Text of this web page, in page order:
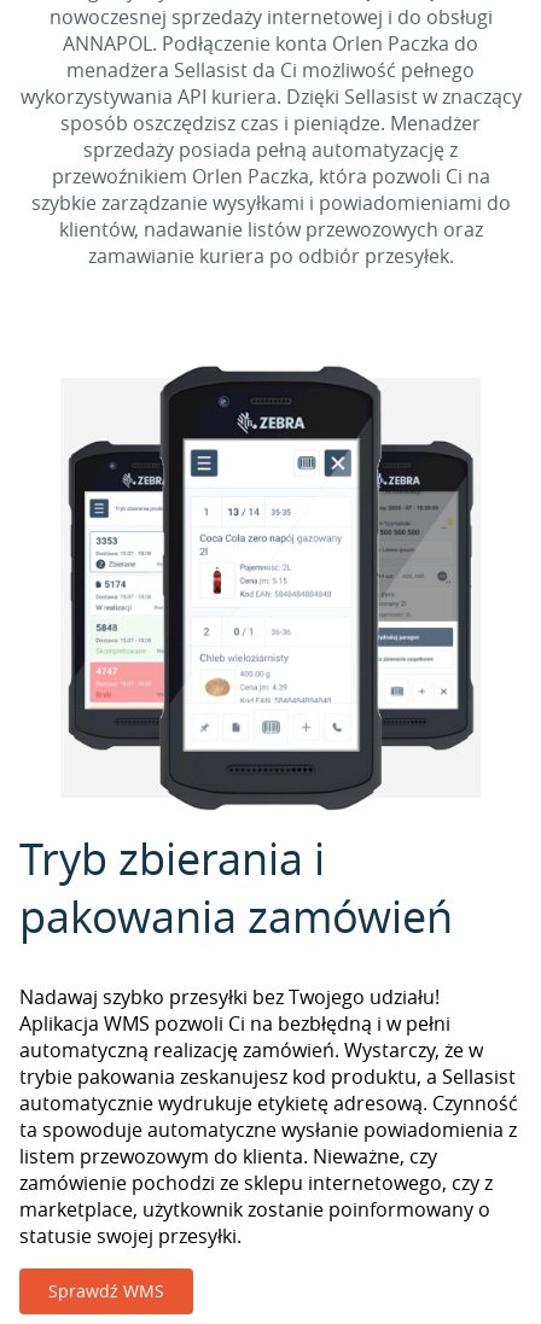
nowoczesnej sprzedaży internetowej i do obsługi
ANNAPOL. Podłączenie konta Orlen Paczka do
menadżera Sellasist da Ci możliwość pełnego
wykorzystywania API kuriera. Dzięki Sellasist w znaczący
sposób oszczędzisz czas i pieniądze. Menadżer
sprzedaży posiada pełną automatyzację z
przewoźnikiem Orlen Paczka, która pozwoli Ci na
szybkie zarządzanie wysyłkami i powiadomieniami do
klientów, nadawanie listów przewozowych oraz
zamawianie kuriera po odbiór przesyłek.
Tryb zbierania i
pakowania zamówień
Nadawaj szybko przesyłki bez Twojego udziału!
Aplikacja WMS pozwoli Ci na bezbłędną i w pełni
automatyczną realizację zamówień. Wystarczy, że w
trybie pakowania zeskanujesz kod produktu, a Sellasist
automatycznie wydrukuje etykietę adresową. Czynność
ta spowoduje automatyczne wysłanie powiadomienia z
listem przewozowym do klienta. Nieważne, czy
zamówienie pochodzi ze sklepu internetowego, czy z
marketplace, użytkownik zostanie poinformowany o
statusie swojej przesyłki.
Sprawdź WMS